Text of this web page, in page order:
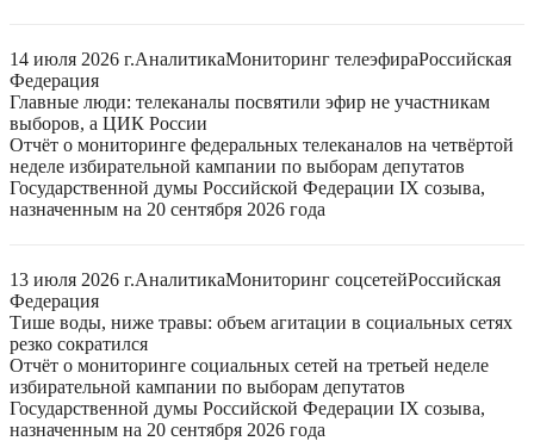
14 июля 2026 г.АналитикаМониторинг телеэфираРоссийская
Федерация
Главные люди: телеканалы посвятили эфир не участникам
выборов, а ЦИК России
Отчёт о мониторинге федеральных телеканалов на четвёртой
неделе избирательной кампании по выборам депутатов
Государственной думы Российской Федерации IX созыва,
назначенным на 20 сентября 2026 года
13 июля 2026 г.АналитикаМониторинг соцсетейРоссийская
Федерация
Тише воды, ниже травы: объем агитации в социальных сетях
резко сократился
Отчёт о мониторинге социальных сетей на третьей неделе
избирательной кампании по выборам депутатов
Государственной думы Российской Федерации IX созыва,
назначенным на 20 сентября 2026 года